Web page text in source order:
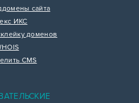
сайта
ИКС
доменов
CMS